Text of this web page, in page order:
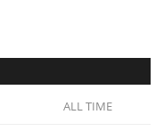
ALL TIME